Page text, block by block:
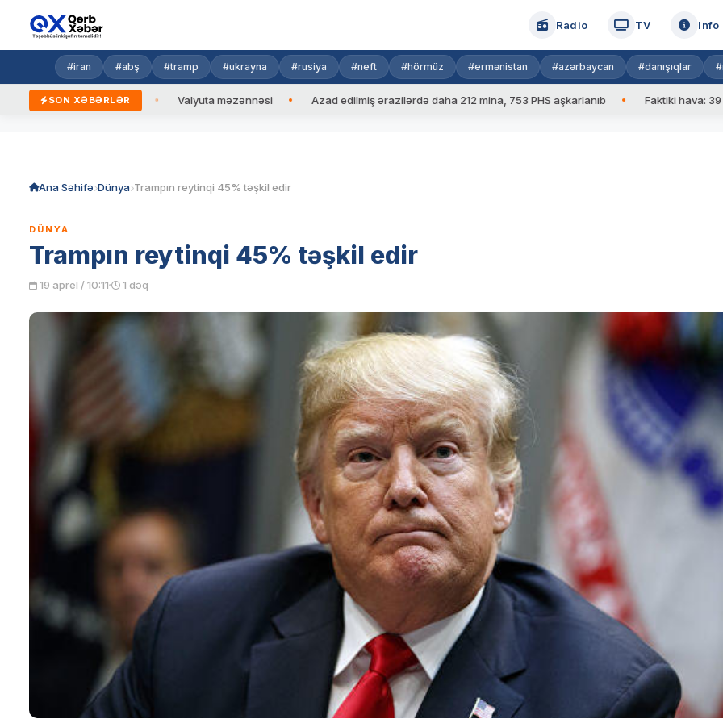
Radio TV Info
#iran #abş #tramp #ukrayna #rusiya #neft #hörmüz #ermənistan #azərbaycan #danışıqlar
SON XƏBƏRLƏR
zəng edib Valyuta məzənnəsi Azad edilmiş ərazilərdə daha 212 mina, 753 PHS aşkarlanıb Faktiki hava: 39 dərəcə
Ana Səhifə Dünya Trampın reytinqi 45% təşkil edir
DÜNYA
Trampın reytinqi 45% təşkil edir
19 aprel / 10:11 1 dəq